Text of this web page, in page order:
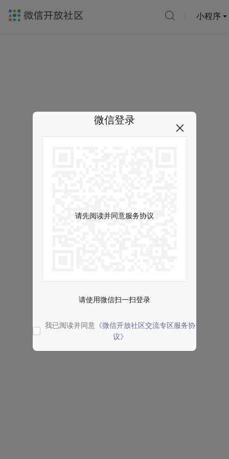
小程序
微信登录
请先阅读并同意服务协议
请使用微信扫一扫登录
我已阅读并同意 《微信开放社区交流专区服务协
议》